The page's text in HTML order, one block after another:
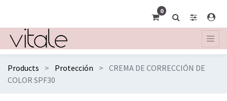
0
Products Protección
CREMA DE CORRECCIÓN DE
COLOR SPF30